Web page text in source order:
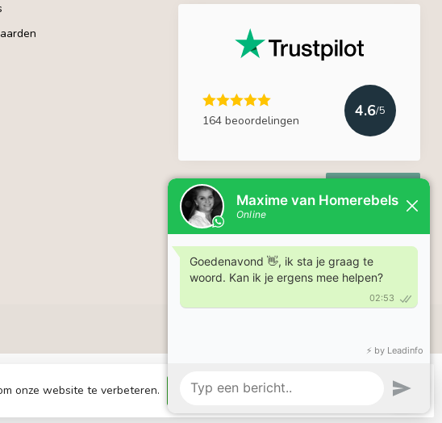
164 beoordelingen
4.6/5
onze website te verbeteren. Dit bericht verbergen Meer over cookies »